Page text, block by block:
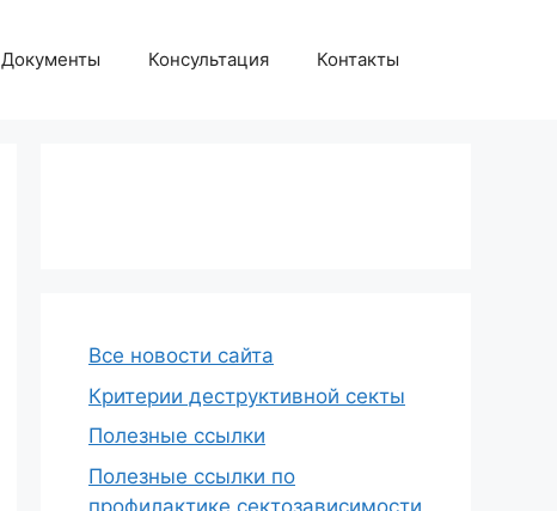
Документы Консультация Контакты
Все новости сайта
Критерии деструктивной секты
Полезные ссылки
Полезные ссылки по
профилактике сектозависимости